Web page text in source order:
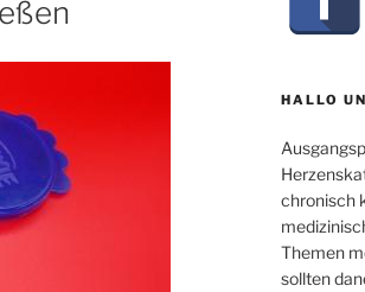
HALLO
chronisch
Themen
sollten